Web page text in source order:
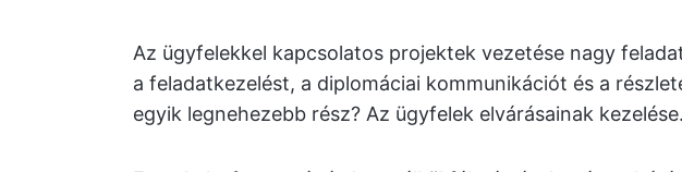
Az ügyfelekkel kapcsolatos projektek vezetése nagy
a feladatkezelést, a diplomáciai kommunikációt és a
egyik legnehezebb rész? Az ügyfelek elvárásainak kezelése.